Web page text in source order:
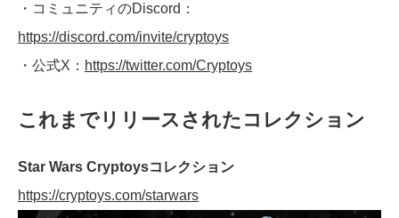
・コミュニティのDiscord：
https://discord.com/invite/cryptoys
・公式X： https://twitter.com/Cryptoys
これまでリリースされたコレクション
Star Wars Cryptoysコレクション
https://cryptoys.com/starwars